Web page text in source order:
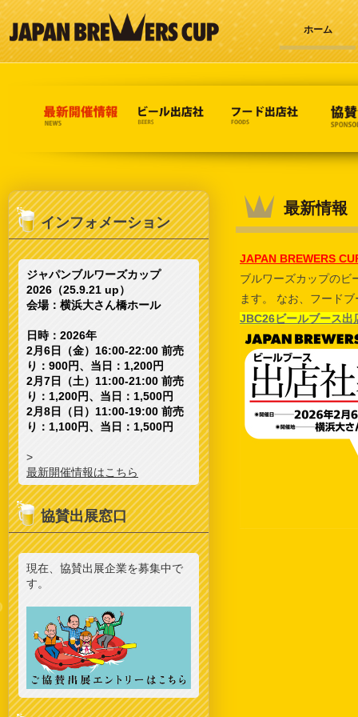
ホーム
インフォメーション
ジャパンブルワーズカップ
2026（25.9.21 up）
会場：横浜大さん橋ホール
日時：2026年
2月6日（金）16:00-22:00 前売
り：900円、当日：1,200円
2月7日（土）11:00-21:00 前売
り：1,200円、当日：1,500円
2月8日（日）11:00-19:00 前売
り：1,100円、当日：1,500円
>
最新開催情報はこちら
協賛出展窓口
現在、協賛出展企業を募集中で
す。
最新情報
JAPAN BREWERS
ブルワーズカップのビ
ます。 なお、フード
JBC26ビールブース出